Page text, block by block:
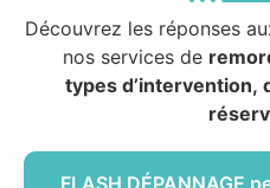
Découvrez les réponses
nos services de
types d’intervention,
FLASH DÉPANNAGE